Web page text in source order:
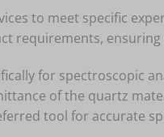
to meet specific
requirements,
for spectroscopic
of the quartz
tool for accurate